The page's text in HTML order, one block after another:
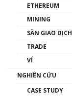
ETHEREUM
MINING
SÀN GIAO DỊCH
TRADE
VÍ
NGHIÊN CỨU
CASE STUDY